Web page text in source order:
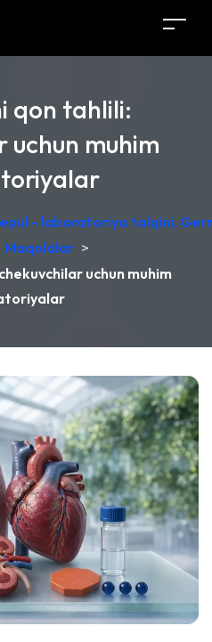
qon tahlili:
uchun muhim
- laboratoriya talqini,
Maqolalar >
uchun muhim